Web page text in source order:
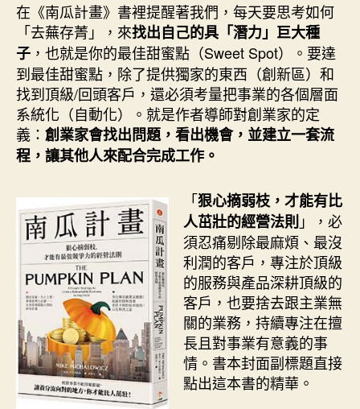
在《南瓜計畫》書裡提醒著我們，每天要思考如何
「去蕪存菁」，來找出自己的具「潛力」巨大種
子 ，也就是你的最佳甜蜜點（Sweet Spot）。要達
到最佳甜蜜點，除了提供獨家的東西（創新區）和
找到頂級/回頭客戶，還必須考量把事業的各個層面
系統化（自動化）。就是作者導師對創業家的定
義： 創業家會找出問題，看出機會，並建立一套流
程，讓其他人來配合完成工作。
「狠心摘弱枝，才能有比
人茁壯的經營法則」，必
須忍痛剔除最麻煩、最沒
利潤的客戶，專注於頂級
的服務與產品深耕頂級的
客戶，也要捨去跟主業無
關的業務，持續專注在擅
長且對事業有意義的事
情。書本封面副標題直接
點出這本書的精華。